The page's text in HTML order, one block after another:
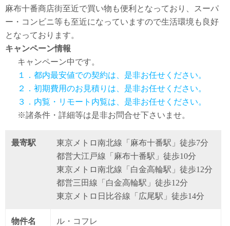
麻布十番商店街至近で買い物も便利となっており、スーパ
ー・コンビニ等も至近になっていますので生活環境も良好
となっております。
キャンペーン情報
キャンペーン中です。
１．都内最安値での契約は、是非お任せください。
２．初期費用のお見積りは、是非お任せください。
３．内覧・リモート内覧は、是非お任せください。
※諸条件・詳細等は是非お問合せ下さいませ。
最寄駅
東京メトロ南北線「麻布十番駅」徒歩7分
都営大江戸線「麻布十番駅」徒歩10分
東京メトロ南北線「白金高輪駅」徒歩12分
都営三田線「白金高輪駅」徒歩12分
東京メトロ日比谷線「広尾駅」徒歩14分
物件名 ル・コフレ